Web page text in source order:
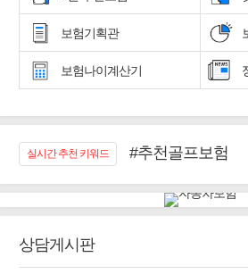
보험기획관
보험나이계산기
실시간 추천 키워드
#추천골프보험
#노후대비 연금
#교통사고대비
상담게시판